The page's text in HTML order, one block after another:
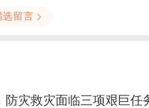
选留言
灾救灾面临三项艰巨任